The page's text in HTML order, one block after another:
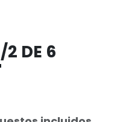
2 DE 6